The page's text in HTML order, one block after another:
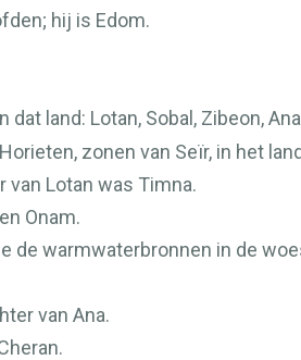
hij is Edom.
land: Lotan, Sobal, Zibeon,
zonen van Seïr, in het
van Lotan was Timna.
Onam.
de warmwaterbronnen in de
van Ana.